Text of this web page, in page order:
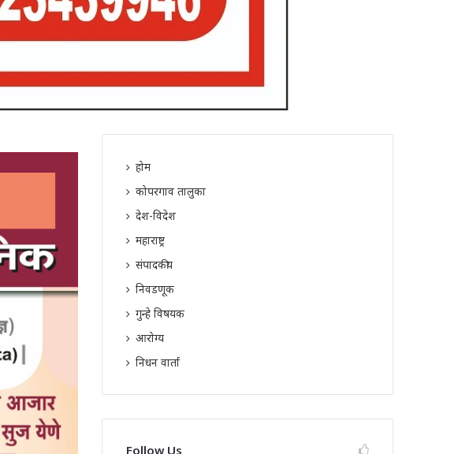
होम
कोपरगाव तालुका
देश-विदेश
महाराष्ट्र
संपादकीय
निवडणूक
गुन्हे विषयक
आरोग्य
निधन वार्ता
Follow Us